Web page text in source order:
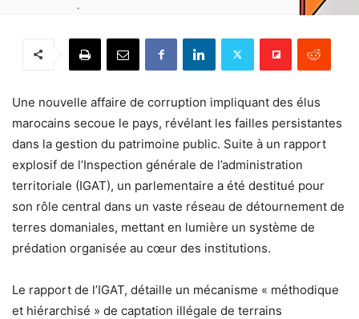
Une nouvelle affaire de corruption impliquant des élus
marocains secoue le pays, révélant les failles persistantes
dans la gestion du patrimoine public. Suite à un rapport
explosif de l’Inspection générale de l’administration
territoriale (IGAT), un parlementaire a été destitué pour
son rôle central dans un vaste réseau de détournement de
terres domaniales, mettant en lumière un système de
prédation organisée au cœur des institutions.
Le rapport de l’IGAT, détaille un mécanisme « méthodique
et hiérarchisé » de captation illégale de terrains